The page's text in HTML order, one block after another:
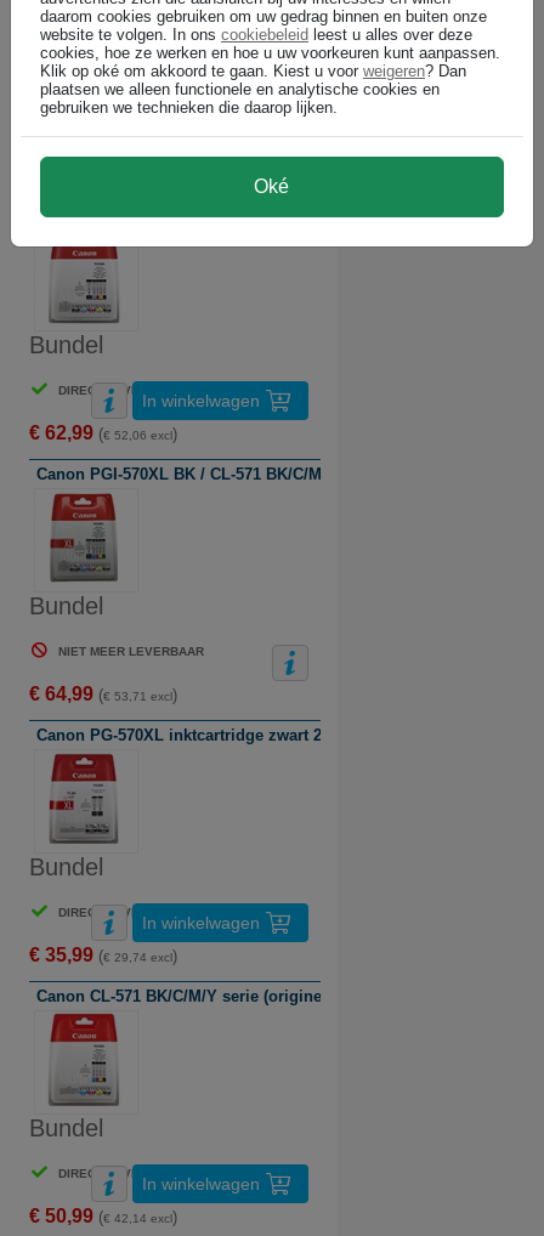
Canon cartridges
Canon PGI-570 BK / CL-571 BK/C/M/Y serie (origineel)
Bundel
DIRECT LEVERBAAR
€ 62,99 (€ 52,06 excl)
In winkelwagen
Canon PGI-570XL BK / CL-571 BK/C/M/Y serie (origineel)
Bundel
NIET MEER LEVERBAAR
€ 64,99 (€ 53,71 excl)
Canon PG-570XL inktcartridge zwart 2 stuks (origineel)
Bundel
DIRECT LEVERBAAR
€ 35,99 (€ 29,74 excl)
In winkelwagen
Canon CL-571 BK/C/M/Y serie (origineel)
Bundel
DIRECT LEVERBAAR
€ 50,99 (€ 42,14 excl)
In winkelwagen
daarom cookies gebruiken om uw gedrag binnen en buiten onze
website te volgen. In ons cookiebeleid leest u alles over deze
cookies, hoe ze werken en hoe u uw voorkeuren kunt aanpassen.
Klik op oké om akkoord te gaan. Kiest u voor weigeren? Dan
plaatsen we alleen functionele en analytische cookies en
gebruiken we technieken die daarop lijken.
Oké